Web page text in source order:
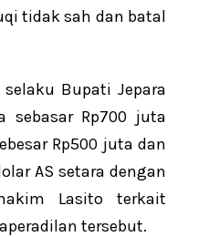
tidak sah dan batal
Bupati Jepara
sebasar Rp700 juta
Rp500 juta dan
AS setara dengan
Lasito terkait
tersebut.